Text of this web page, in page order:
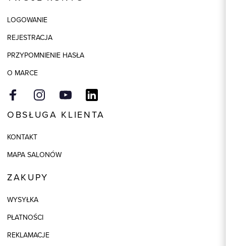
Skład tkaniny
Model
LOGOWANIE
REJESTRACJA
PRZYPOMNIENIE HASŁA
O MARCE
OBSŁUGA KLIENTA
KONTAKT
MAPA SALONÓW
ZAKUPY
WYSYŁKA
PŁATNOŚCI
REKLAMACJE